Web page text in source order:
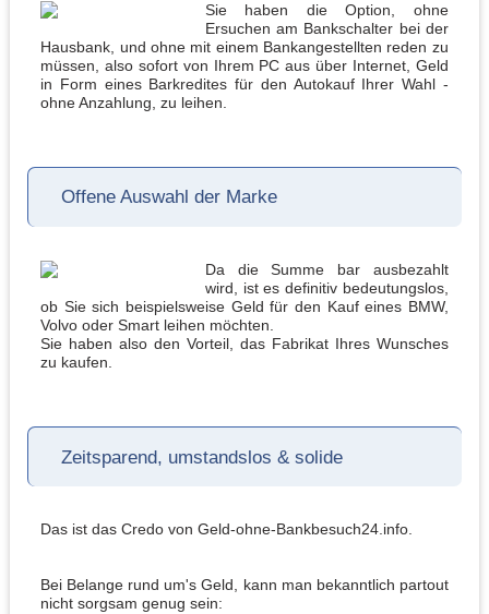
Sie haben die Option, ohne
Ersuchen am Bankschalter bei der
Hausbank, und ohne mit einem Bankangestellten reden zu
müssen, also sofort von Ihrem PC aus über Internet, Geld
in Form eines Barkredites für den Autokauf Ihrer Wahl -
ohne Anzahlung, zu leihen.
Offene Auswahl der Marke
Da die Summe bar ausbezahlt
wird, ist es definitiv bedeutungslos,
ob Sie sich beispielsweise Geld für den Kauf eines BMW,
Volvo oder Smart leihen möchten.
Sie haben also den Vorteil, das Fabrikat Ihres Wunsches
zu kaufen.
Zeitsparend, umstandslos & solide
Das ist das Credo von Geld-ohne-Bankbesuch24.info.
Bei Belange rund um's Geld, kann man bekanntlich partout
nicht sorgsam genug sein: